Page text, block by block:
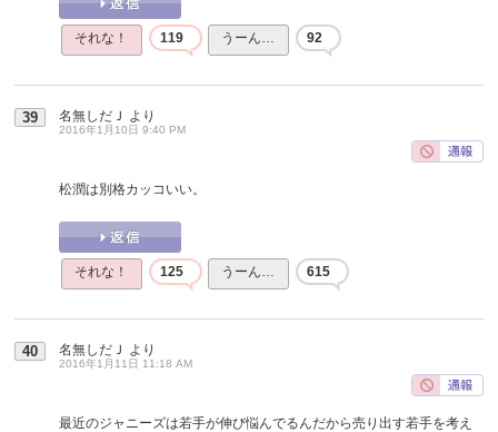
それな！ 119 うーん… 92
39 名無しだＪ より
2016年1月10日 9:40 PM
松潤は別格カッコいい。
それな！ 125 うーん… 615
40 名無しだＪ より
2016年1月11日 11:18 AM
最近のジャニーズは若手が伸び悩んでるんだから売り出す若手を考え